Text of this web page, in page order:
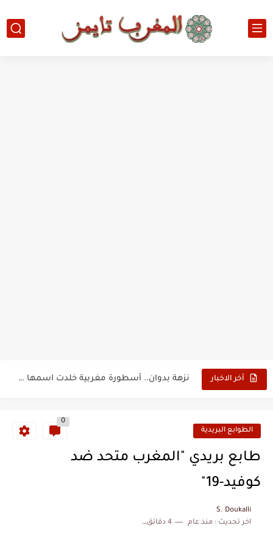
أخر الاخبار
الطوابع البريدية
0
طابع بريدي "المغرب متحد ضد
كوفيد-19"
S. Doukalli
اخر تحديث :منذ عام 4 دقائق للقراءة